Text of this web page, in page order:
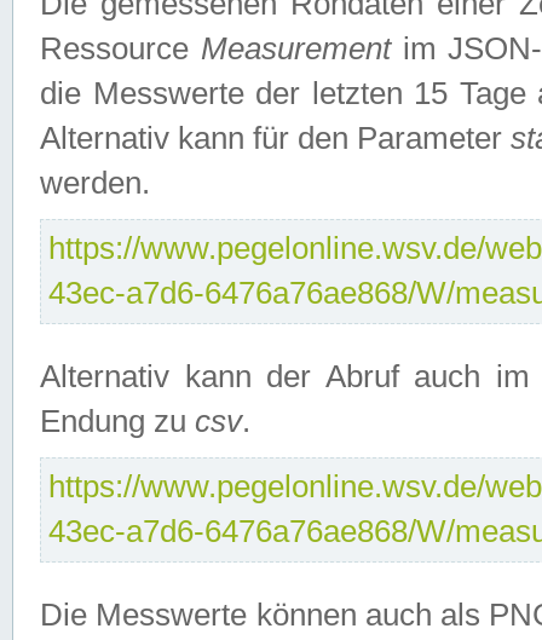
Ressource Measurementim JSON-
die Messwerte der letzten 15
Alternativ kann für den Parameter
werden.
https://www.pegelonline.wsv.de/
43ec-a7d6-6476a76ae868/W/
Alternativ kann der Abruf auch
Endung zu csv.
https://www.pegelonline.wsv.de/
43ec-a7d6-6476a76ae868/W/
Die Messwerte können auch als